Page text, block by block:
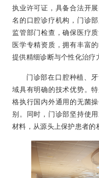
执业许可证，具备合法开
名的口腔诊疗机构，门诊
监管部门检查，确保医疗
医学专精资质，拥有丰富
提供精细诊断与个性化治疗
门诊部在口腔种植、
域具有明确的技术优势。
格执行国内外通用的无菌
别。同时，门诊部坚持使
材料，从源头上保护患者的